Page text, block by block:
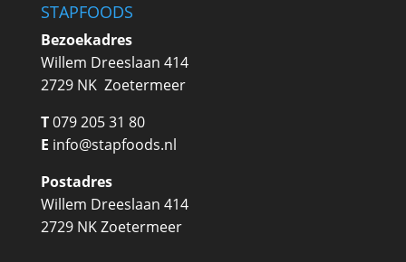
STAPFOODS
Bezoekadres
Willem Dreeslaan 414
2729 NK Zoetermeer
T079 205 31 80
E info@stapfoods.nl
Postadres
Willem Dreeslaan 414
2729 NK Zoetermeer